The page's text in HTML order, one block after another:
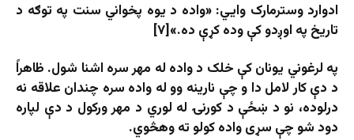
ادوارد وسترمارک وايي: «واده د یوه پخواني سنت په توګه د
تاریخ په اوږدو کې وده کړې ده.»[۷]
په لرغوني يونان کې خلک د واده له مهر سره اشنا شول. ظاهراً
د دې کار لامل دا و چې نارينه ‌وو له واده سره چندان علاقه نه
درلوده، نو د ښځې د کورنۍ له لوري د مهر ورکول د دې لپاره
دود شو چې سړی واده کولو ته وهڅوي.